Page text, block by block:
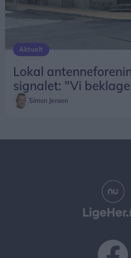
Aktuelt
Lokal
signalet: "Vi
Simon Jensen